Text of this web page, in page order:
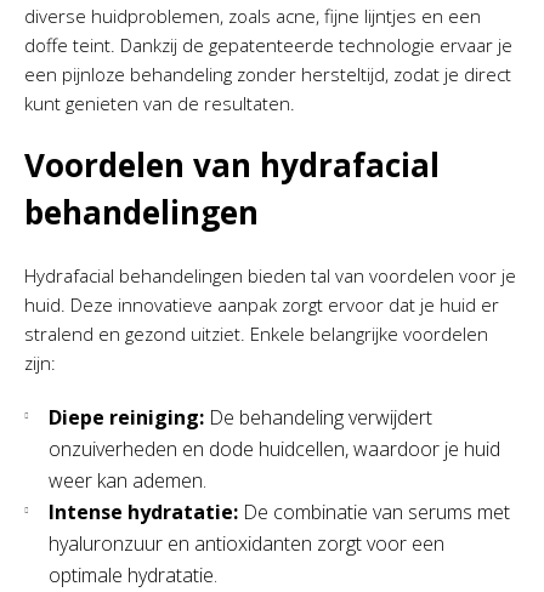
diverse huidproblemen, zoals acne, fijne lijntjes en een
doffe teint. Dankzij de gepatenteerde technologie ervaar je
een pijnloze behandeling zonder hersteltijd, zodat je direct
kunt genieten van de resultaten.
Voordelen van hydrafacial
behandelingen
Hydrafacial behandelingen bieden tal van voordelen voor je
huid. Deze innovatieve aanpak zorgt ervoor dat je huid er
stralend en gezond uitziet. Enkele belangrijke voordelen
zijn:
Diepe reiniging: De behandeling verwijdert
onzuiverheden en dode huidcellen, waardoor je huid
weer kan ademen.
Intense hydratatie: De combinatie van serums met
hyaluronzuur en antioxidanten zorgt voor een
optimale hydratatie.